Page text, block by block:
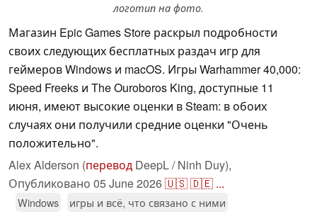
логотип на фото.
Магазин Epic Games Store раскрыл подробности
своих следующих бесплатных раздач игр для
геймеров Windows и macOS. Игры Warhammer 40,000:
Speed Freeks и The Ouroboros King, доступные 11
июня, имеют высокие оценки в Steam: в обоих
случаях они получили средние оценки "Очень
положительно".
Alex Alderson (перевод DeepL / Ninh Duy),
Опубликовано 05 June 2026🇺🇸🇩🇪 ...
Windows игры и всё, что связано с ними